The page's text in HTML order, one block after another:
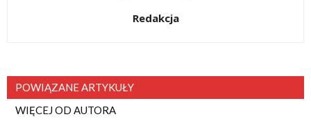
Redakcja
POWIĄZANE ARTYKUŁY
WIĘCEJ OD AUTORA